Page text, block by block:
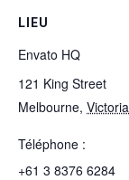
LIEU
Envato HQ
121 King Street
Melbourne, Victoria
Téléphone :
+61 3 8376 6284